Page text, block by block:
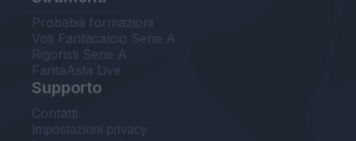
Probabili formazioni
Voti Fantacalcio Serie A
Rigoristi Serie A
FantaAsta Live
Supporto
Contatti
Impostazioni privacy